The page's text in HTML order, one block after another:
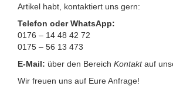
Artikel habt, kontaktiert uns gern:
Telefon oder WhatsApp:
0176 – 14 48 42 72
0175 – 56 13 473
E-Mail: über den Bereich Kontakt auf
Wir freuen uns auf Eure Anfrage!